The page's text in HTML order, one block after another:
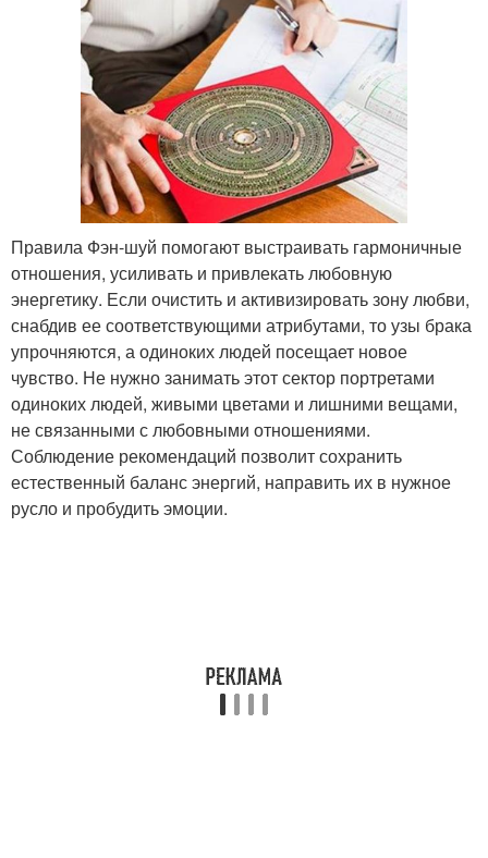
Правила Фэн-шуй помогают выстраивать гармоничные
отношения, усиливать и привлекать любовную
энергетику. Если очистить и активизировать зону любви,
снабдив ее соответствующими атрибутами, то узы брака
упрочняются, а одиноких людей посещает новое
чувство. Не нужно занимать этот сектор портретами
одиноких людей, живыми цветами и лишними вещами,
не связанными с любовными отношениями.
Соблюдение рекомендаций позволит сохранить
естественный баланс энергий, направить их в нужное
русло и пробудить эмоции.